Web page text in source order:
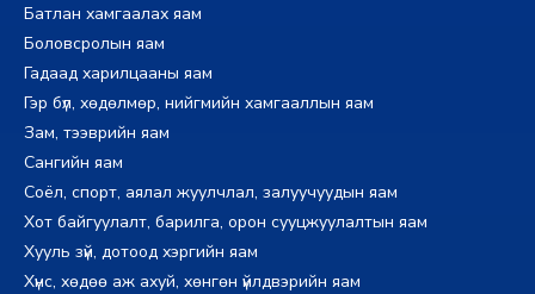
Батлан хамгаалах яам
Боловсролын яам
Гадаад харилцааны яам
Гэр бүл, хөдөлмөр, нийгмийн хамгааллын яам
Зам, тээврийн яам
Сангийн яам
Соёл, спорт, аялал жуулчлал, залуучуудын яам
Хот байгуулалт, барилга, орон сууцжуулалтын яам
Хууль зүй, дотоод хэргийн яам
Хүнс, хөдөө аж ахуй, хөнгөн үйлдвэрийн яам